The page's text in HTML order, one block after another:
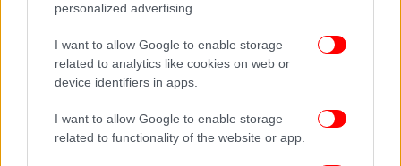
personalized advertising.
I want to allow Google to enable storage
related to analytics like cookies on web or
device identifiers in apps.
I want to allow Google to enable storage
related to functionality of the website or app.
ΠΟΛΙΤΙΚΗ 21/11/2023 14:26
Πάμε στον Άδωνι για καφέ και η «χοντρή»